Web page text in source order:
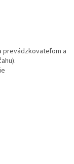
prevádzkovateľom a